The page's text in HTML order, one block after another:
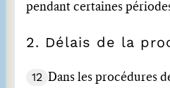
pendant certaines
2. Délais de la
12
Dans les procédures